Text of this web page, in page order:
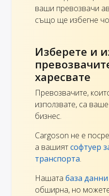
ваши превозвачи
също ще избегне
Изберете и
харесвате
Превозвачите,
използвате, са
бизнес.
Cargoson не е
а вашиятсофтуер
транспорта.
Нашата база
обширна, но